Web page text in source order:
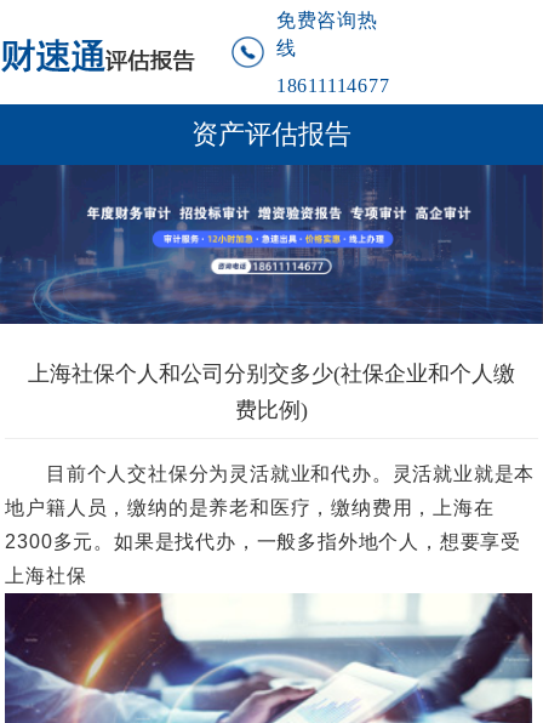
免费咨询热
线
18611114677
资产评估报告
上海社保个人和公司分别交多少(社保企业和个人缴
费比例)
目前个人交社保分为灵活就业和代办。灵活就业就是本
地户籍人员，缴纳的是养老和医疗，缴纳费用，上海在
2300多元。如果是找代办，一般多指外地个人，想要享受
上海社保